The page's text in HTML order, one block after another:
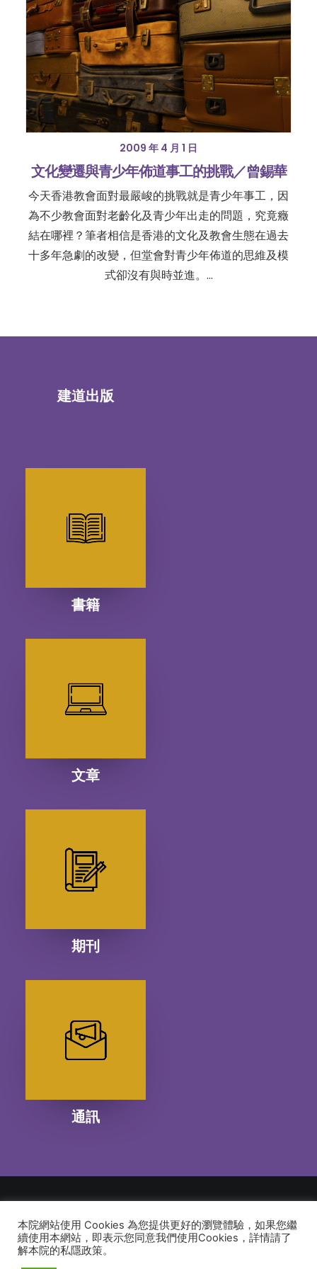
2009 年 4 月 1 日
文化變遷與青少年佈道事工的挑戰／曾錫華
今天香港教會面對最嚴峻的挑戰就是青少年事工，因
為不少教會面對老齡化及青少年出走的問題，究竟癥
結在哪裡？筆者相信是香港的文化及教會生態在過去
十多年急劇的改變，但堂會對青少年佈道的思維及模
式卻沒有與時並進。…
建道出版
書籍
文章
期刊
通訊
© 2026 建道神學院Alliance Bible Seminary. All rights reserved
本院網站使用 Cookies 為您提供更好的瀏覽體驗，如果您繼
續使用本網站，即表示您同意我們使用Cookies，詳情請了
解本院的私隱政策。